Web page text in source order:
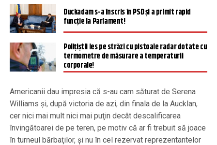
Duckadam s-a înscris în PSD și a primit rapid
funcție la Parlament!
Polițiștii ies pe străzi cu pistoale radar dotate cu
termometre de măsurare a temperaturii
corporale!
Americanii dau impresia că s-au cam săturat de Serena
Williams şi, după victoria de azi, din finala de la Aucklan,
cer nici mai mult nici mai puţin decât descalificarea
învingătoarei de pe teren, pe motiv că ar fi trebuit să joace
în turneul bărbaţilor, şi nu în cel rezervat reprezentantelor